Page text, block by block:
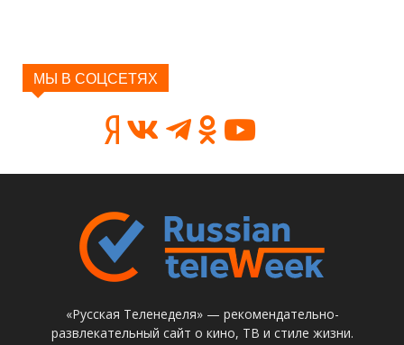
МЫ В СОЦСЕТЯХ
«Русская Теленеделя» — рекомендательно-
развлекательный сайт о кино, ТВ и стиле жизни.